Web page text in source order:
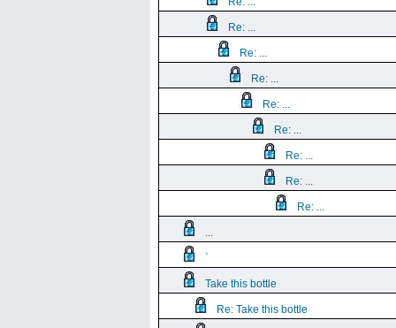
Re: ...
Re: ...
Re: ...
Re: ...
Re: ...
Re: ...
Re: ...
Re: ...
...
`
Take this bottle
Re: Take this bottle